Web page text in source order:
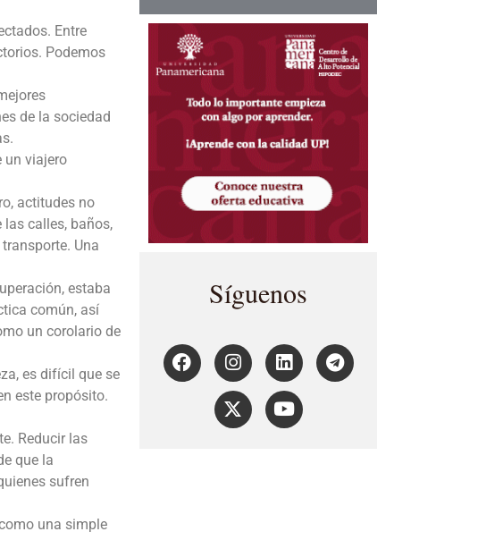
Entre
Podemos
de la sociedad
un viajero
actitudes no
calles, baños,
Una
estaba
común, así
un corolario de
es difícil que se
este propósito.
Reducir las
que la
sufren
una simple
Síguenos